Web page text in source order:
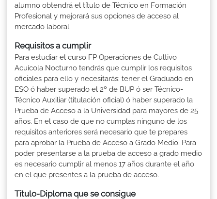
alumno obtendrá el título de Técnico en Formación
Profesional y mejorará sus opciones de acceso al
mercado laboral.
Requisitos a cumplir
Para estudiar el curso FP Operaciones de Cultivo
Acuícola Nocturno tendrás que cumplir los requisitos
oficiales para ello y necesitarás: tener el Graduado en
ESO ó haber superado el 2º de BUP ó ser Técnico-
Técnico Auxiliar (titulación oficial) ó haber superado la
Prueba de Acceso a la Universidad para mayores de 25
años. En el caso de que no cumplas ninguno de los
requisitos anteriores será necesario que te prepares
para aprobar la Prueba de Acceso a Grado Medio. Para
poder presentarse a la prueba de acceso a grado medio
es necesario cumplir al menos 17 años durante el año
en el que presentes a la prueba de acceso.
Título-Diploma que se consigue